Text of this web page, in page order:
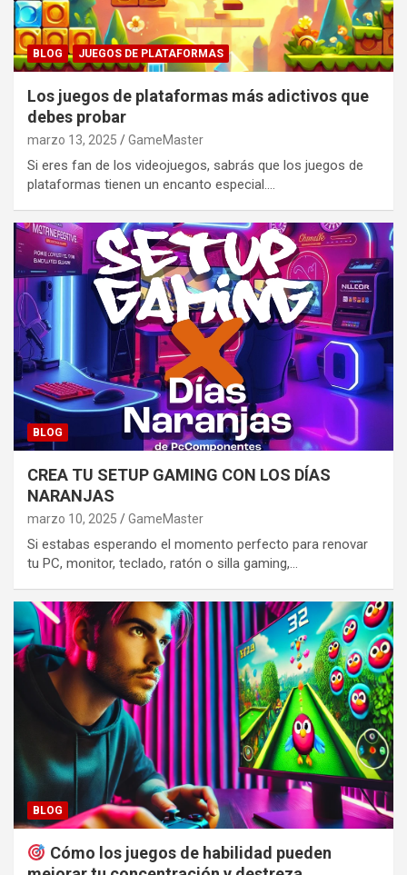
BLOG JUEGOS DE PLATAFORMAS
Los juegos de plataformas más adictivos que
debes probar
marzo 13, 2025 GameMaster
Si eres fan de los videojuegos, sabrás que los juegos de
plataformas tienen un encanto especial.…
BLOG
CREA TU SETUP GAMING CON LOS DÍAS
NARANJAS
marzo 10, 2025 GameMaster
Si estabas esperando el momento perfecto para renovar
tu PC, monitor, teclado, ratón o silla gaming,…
BLOG
Cómo los juegos de habilidad pueden